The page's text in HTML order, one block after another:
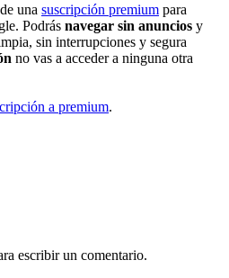
una suscripción premium para
Podrás navegar sin anuncios y
sin interrupciones y segura
no vas a acceder a ninguna otra
a premium.
escribir un comentario.